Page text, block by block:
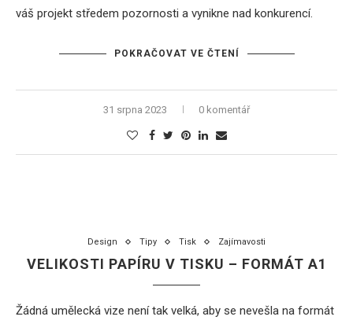
váš projekt středem pozornosti a vynikne nad konkurencí.
POKRAČOVAT VE ČTENÍ
31 srpna 2023 0 komentář
Design Tipy Tisk Zajímavosti
VELIKOSTI PAPÍRU V TISKU – FORMÁT A1
Žádná umělecká vize není tak velká, aby se nevešla na formát